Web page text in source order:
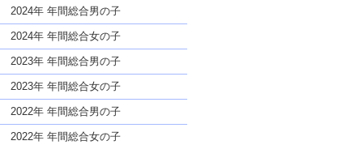
名前であっても奇抜すぎない
2024年 年間総合男の子
2024年 年間総合女の子
2023年 年間総合男の子
2023年 年間総合女の子
2022年 年間総合男の子
2022年 年間総合女の子